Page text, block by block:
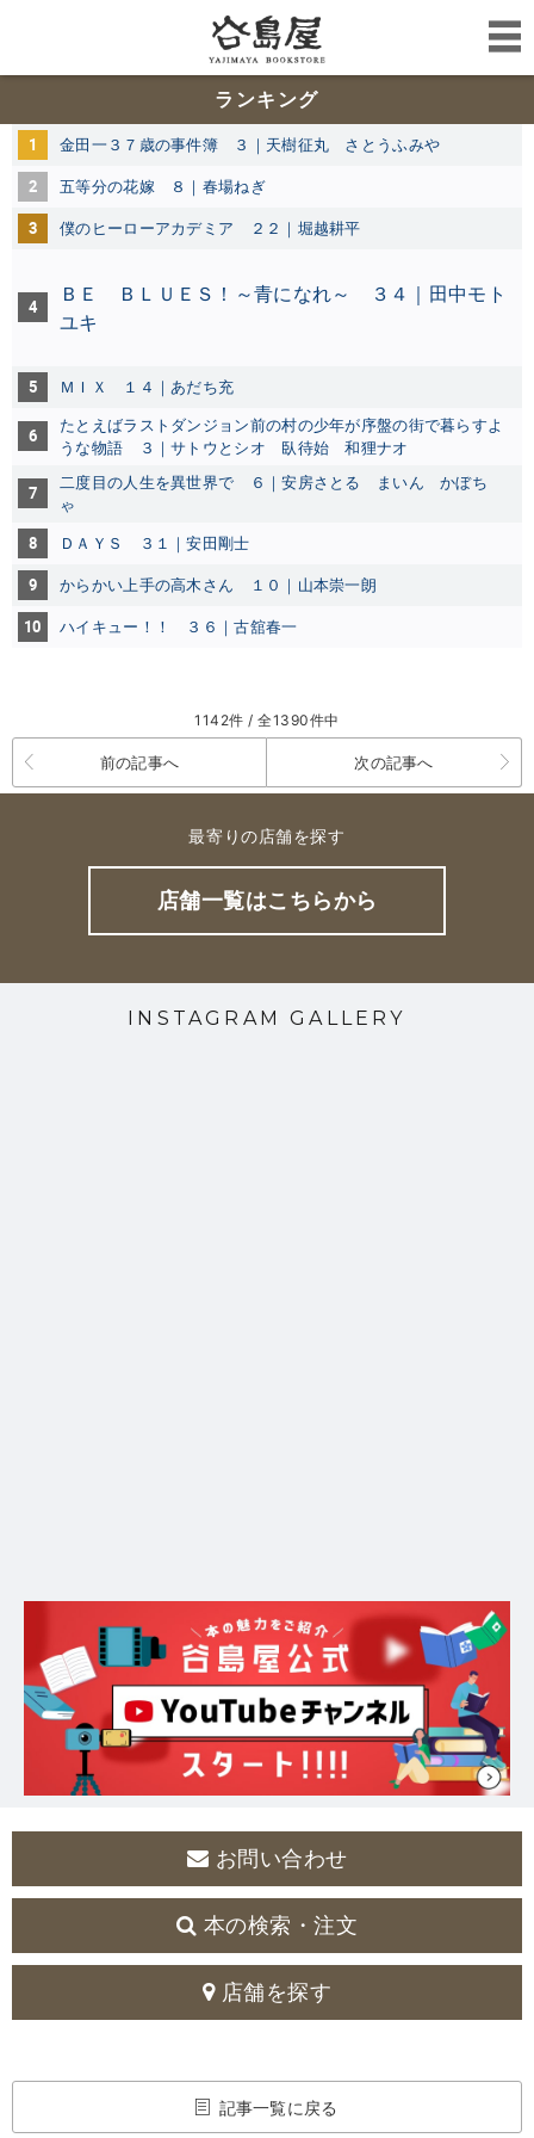
ランキング
1 金田一３７歳の事件簿 ３｜天樹征丸 さとうふみや
2 五等分の花嫁 ８｜春場ねぎ
3 僕のヒーローアカデミア ２２｜堀越耕平
4
ＢＥ ＢＬＵＥＳ！～青になれ～ ３４ ｜田中モト
ユキ
5 ＭＩＸ １４｜あだち充
6
たとえばラストダンジョン前の村の少年が序盤の街で暮らすよ
うな物語 ３｜サトウとシオ 臥待始 和狸ナオ
7
二度目の人生を異世界で ６｜安房さとる まいん かぼち
ゃ
8 ＤＡＹＳ ３１｜安田剛士
9 からかい上手の高木さん １０｜山本崇一朗
10 ハイキュー！！ ３６｜古舘春一
1142件 / 全1390件中
前の記事へ 次の記事へ
最寄りの店舗を探す
店舗一覧はこちらから
INSTAGRAM GALLERY
お問い合わせ
本の検索・注文
店舗を探す
記事一覧に戻る